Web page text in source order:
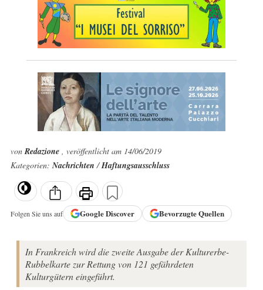
vonRedazione , veröffentlicht am 14/06/2019
Kategorien:Nachrichten/Haftungsausschluss
Folgen Sie uns auf GoogleDiscover Bevorzugte Quellen
In Frankreich wird die zweite Ausgabe der Kulturerbe-
Rubbelkarte zur Rettung von 121 gefährdeten
Kulturgütern eingeführt.